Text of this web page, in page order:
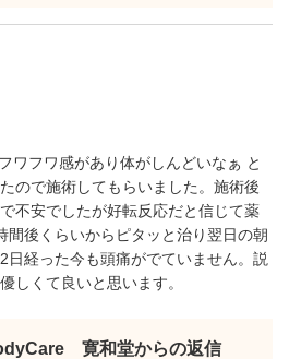
ワフワ感があり体がしんどいなぁ と
ので施術してもらいました。施術後
不安でしたが好転反応だと信じて薬
間後くらいからピタッと治り翌日の朝
日経った今も頭痛がでていません。説
しくて良いと思います。
寛和堂からの返信